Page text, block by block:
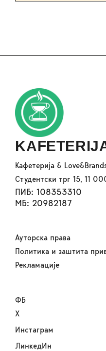
Кафетерија &
Студентски трг 15, 11
ПИБ: 108353310
МБ: 20982187
Ауторска права
Политика и заштита
Рекламације
ФБ
Х
Инстаграм
ЛинкедИн